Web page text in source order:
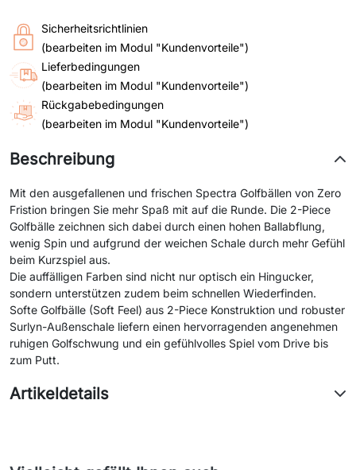
Sicherheitsrichtlinien
(bearbeiten im Modul "Kundenvorteile")
Lieferbedingungen
(bearbeiten im Modul "Kundenvorteile")
Rückgabebedingungen
(bearbeiten im Modul "Kundenvorteile")
Beschreibung
Mit den ausgefallenen und frischen Spectra Golfbällen von Zero
Fristion bringen Sie mehr Spaß mit auf die Runde. Die 2-Piece
Golfbälle zeichnen sich dabei durch einen hohen Ballabflung,
wenig Spin und aufgrund der weichen Schale durch mehr Gefühl
beim Kurzspiel aus.
Die auffälligen Farben sind nicht nur optisch ein Hingucker,
sondern unterstützen zudem beim schnellen Wiederfinden.
Softe Golfbälle (Soft Feel) aus 2-Piece Konstruktion und robuster
Surlyn-Außenschale liefern einen hervorragenden angenehmen
ruhigen Golfschwung und ein gefühlvolles Spiel vom Drive bis
zum Putt.
Artikeldetails